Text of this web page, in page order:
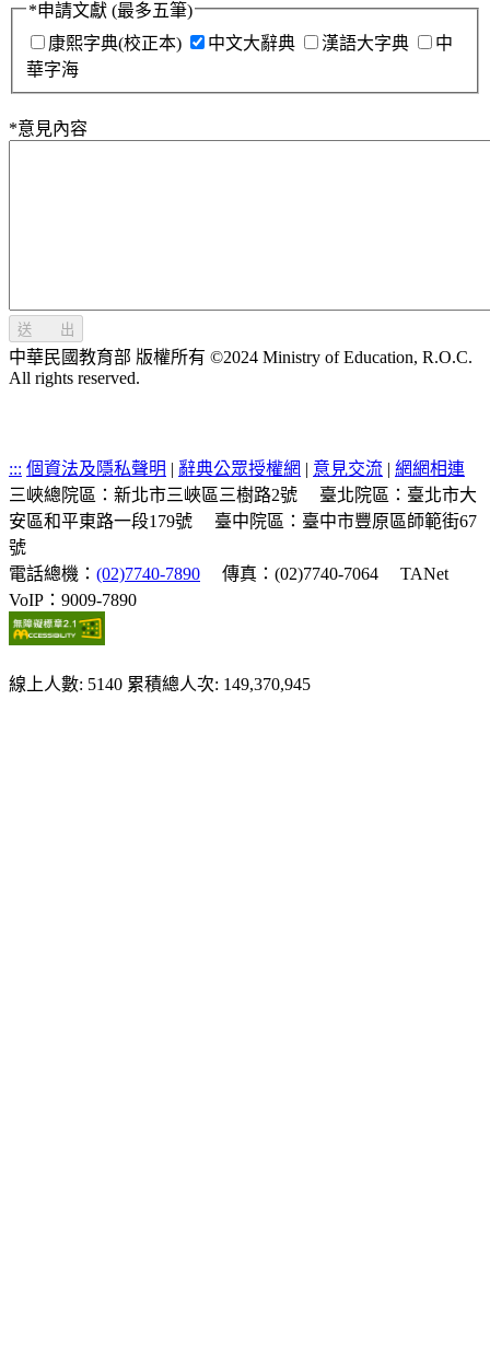
*申請文獻 (最多五筆)
康熙字典(校正本)
中文大辭典 漢語大字典
中
華字海
*意見內容
送 出
中華民國教育部 版權所有 ©2024 Ministry of Education, R.O.C.
All rights reserved.
::: 個資法及隱私聲明 | 辭典公眾授權網 | 意見交流 | 網網相連
三峽總院區：新北市三峽區三樹路2號
臺北院區：臺北市大
安區和平東路一段179號
臺中院區：臺中市豐原區師範街67
號
電話總機： (02)7740-7890 傳真：(02)7740-7064
TANet
VoIP：9009-7890
線上人數: 5140 累積總人次: 149,370,945